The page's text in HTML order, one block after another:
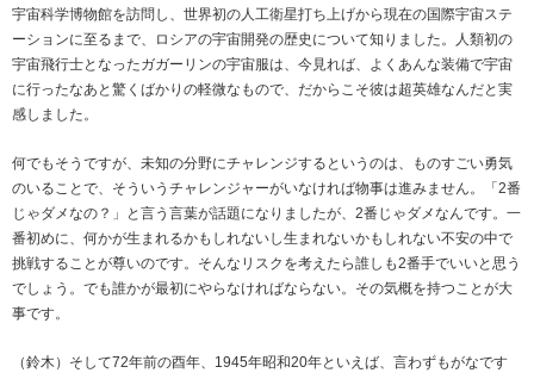
宇宙科学博物館を訪問し、世界初の人工衛星打ち上げから現在の国際宇宙ステ
ーションに至るまで、ロシアの宇宙開発の歴史について知りました。人類初の
宇宙飛行士となったガガーリンの宇宙服は、今見れば、よくあんな装備で宇宙
に行ったなあと驚くばかりの軽微なもので、だからこそ彼は超英雄なんだと実
感しました。
何でもそうですが、未知の分野にチャレンジするというのは、ものすごい勇気
のいることで、そういうチャレンジャーがいなければ物事は進みません。「2番
じゃダメなの？」と言う言葉が話題になりましたが、2番じゃダメなんです。一
番初めに、何かが生まれるかもしれないし生まれないかもしれない不安の中で
挑戦することが尊いのです。そんなリスクを考えたら誰しも2番手でいいと思う
でしょう。でも誰かが最初にやらなければならない。その気概を持つことが大
事です。
（鈴木）そして72年前の酉年、1945年昭和20年といえば、言わずもがなです